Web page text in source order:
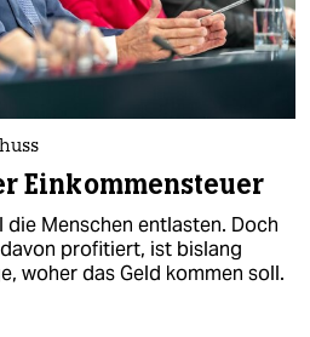
Einkommensteuer
Menschen entlasten. Doch
profitiert, ist bislang
woher das Geld kommen soll.